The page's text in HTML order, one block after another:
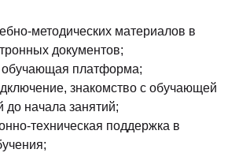
методических материалов в
документов;
обучающая платформа;
знакомство с обучающей
начала занятий;
техническая поддержка в